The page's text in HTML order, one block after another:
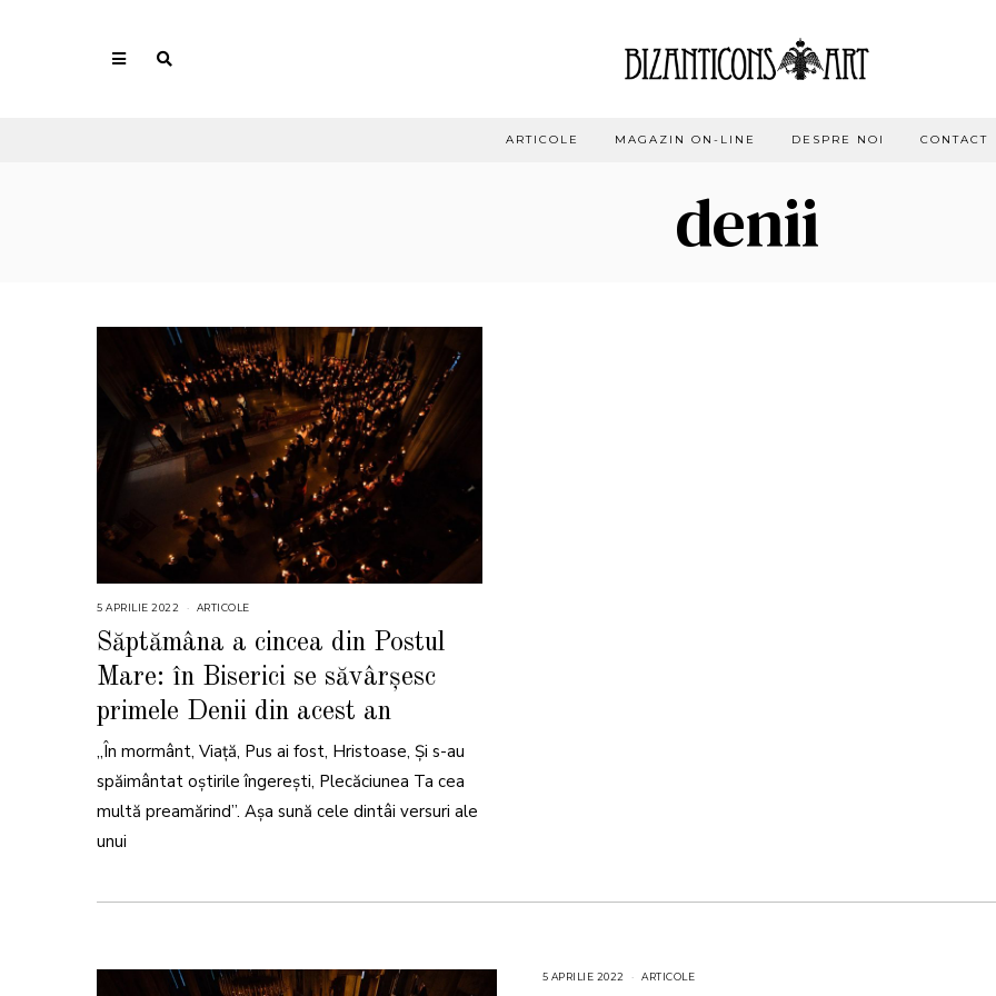
ARTICOLE MAGAZIN ON-LINE DESPRE NOI CONTACT
denii
5 APRILIE 2022
A
P
I
L
2
ARTICOLE
Săptămâna a cincea din Postul
Mare: în Biserici se săvârșesc
primele Denii din acest an
„În mormânt, Viaţă, Pus ai fost, Hristoase, Şi s-au
spăimântat oştirile îngereşti, Plecăciunea Ta cea
multă preamărind”. Așa sună cele dintâi versuri ale
unui
5 APRILIE 2022 ARTICOLE